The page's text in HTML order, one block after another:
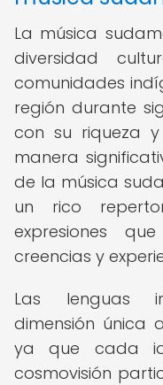
La música
diversidad
comunidades
región durante
con su riqueza
manera
de la música
un rico
expresiones
creencias y
Las lenguas
dimensión única
ya que cada
cosmovisión